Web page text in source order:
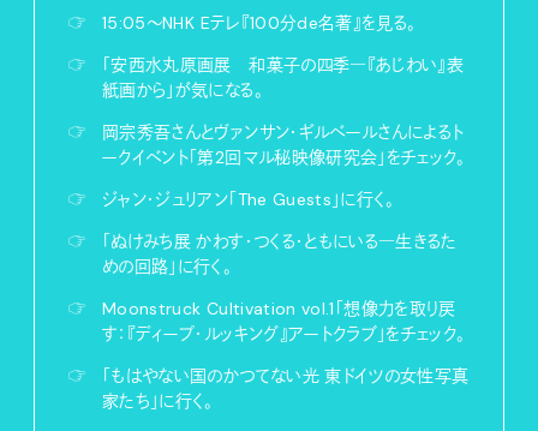
☞
15:05〜NHK Eテレ『100分de名著』を見る。
☞
「安西水丸原画展 和菓子の四季―『あじわい』表
紙画から」が気になる。
☞
岡宗秀吾さんとヴァンサン・ギルベールさんによるト
ークイベント「第2回マル秘映像研究会」をチェック。
☞
ジャン・ジュリアン「The Guests」に行く。
☞
「ぬけみち展 かわす・つくる・ともにいる―生きるた
めの回路」に行く。
☞
Moonstruck Cultivation vol.1「想像力を取り戻
す：『ディープ・ルッキング』アートクラブ」をチェック。
☞
「もはやない国のかつてない光 東ドイツの女性写真
家たち」に行く。